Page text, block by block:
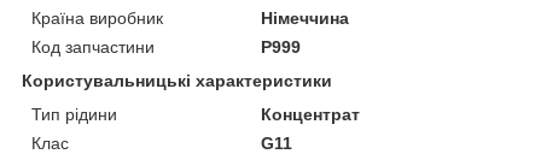
Країна виробник
Німеччина
Код запчастини
P999
Користувальницькі характеристики
Тип рідини
Концентрат
Клас
G11